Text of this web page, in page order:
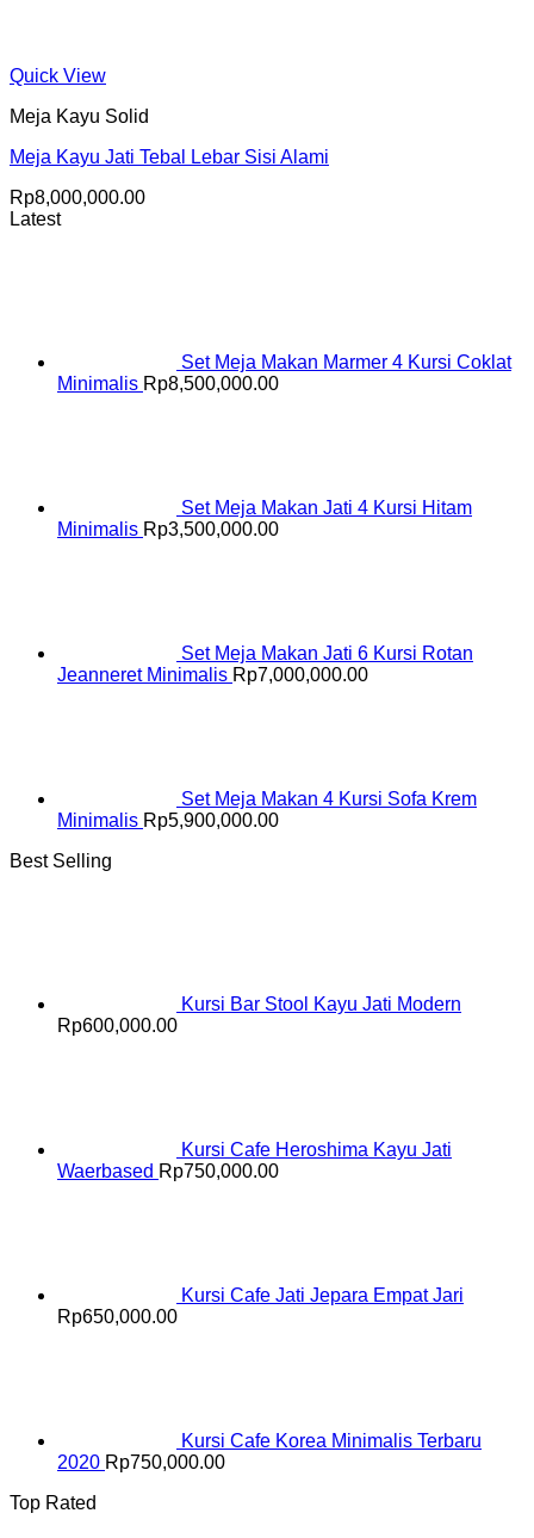
Quick View
Meja Kayu Solid
Meja Kayu Jati Tebal Lebar Sisi Alami
Rp8,000,000.00
Latest
Set Meja Makan Marmer 4 Kursi Coklat
Minimalis Rp8,500,000.00
Set Meja Makan Jati 4 Kursi Hitam
Minimalis Rp3,500,000.00
Set Meja Makan Jati 6 Kursi Rotan
Jeanneret Minimalis Rp7,000,000.00
Set Meja Makan 4 Kursi Sofa Krem
Minimalis Rp5,900,000.00
Best Selling
Kursi Bar Stool Kayu Jati Modern
Rp600,000.00
Kursi Cafe Heroshima Kayu Jati
Waerbased Rp750,000.00
Kursi Cafe Jati Jepara Empat Jari
Rp650,000.00
Kursi Cafe Korea Minimalis Terbaru
2020 Rp750,000.00
Top Rated